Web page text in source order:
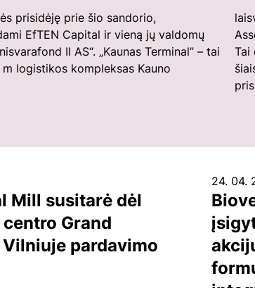
prisidėję prie šio sandorio,
EfTEN Capital ir vieną jų valdomų
II AS“. „Kaunas Terminal” – tai
logistikos kompleksas Kauno
zonoje, kurį įsigijo Prosperus
Tai
Mill susitarė dėl
Grand
pardavimo
24. 04.